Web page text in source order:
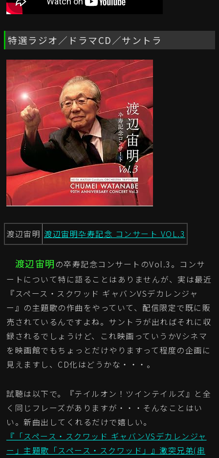
特選ラジオ／ドラマCD／サントラ
渡辺宙明 渡辺宙明卆寿記念 コンサート VOL.3
渡辺宙明 の卒寿記念コンサートのVol.3。コンサ
ートについて特に語ることはありませんが、実は最近
『スペース・スクワッド ギャバンVSデカレンジャ
ー』の主題歌の作曲をやっていて、配信限定で既に販
売されているんですよね。サントラが出ればそれに収
録されるでしょうけど、これ映画っていうかVシネマ
を映画館でもちょっとだけやりますって程度の企画に
見えますし、CD化はどうかな・・・。
試聴は以下で。『テイルオン！ツインテイルズ』と全
く同じフレーズがありますが・・・そんなことはい
い。新曲出してくれるだけで嬉しい。
『「スペース・スクワッド ギャバンVSデカレンジャ
ー」主題歌「スペース・スクワッド」』激突兄弟(串